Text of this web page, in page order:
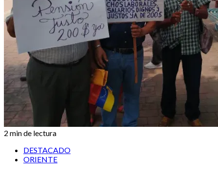
2 min de lectura
DESTACADO
ORIENTE